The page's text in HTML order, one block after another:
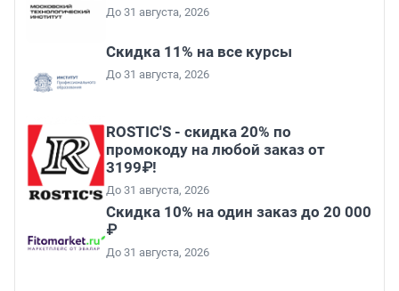
До 31 августа, 2026
Скидка 11% на все курсы
До 31 августа, 2026
ROSTIC'S - скидка 20% по
промокоду на любой заказ от
3199₽!
До 31 августа, 2026
Скидка 10% на один заказ до 20 000
₽
До 31 августа, 2026